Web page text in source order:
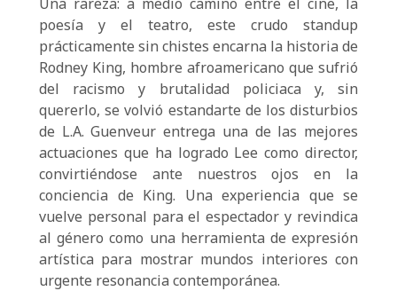
poesía y el teatro, este crudo standup
prácticamente sin chistes encarna la historia de
Rodney King, hombre afroamericano que sufrió
del racismo y brutalidad policiaca y, sin
quererlo, se volvió estandarte de los disturbios
de L.A. Guenveur entrega una de las mejores
actuaciones que ha logrado Lee como director,
convirtiéndose ante nuestros ojos en la
conciencia de King. Una experiencia que se
vuelve personal para el espectador y revindica
al género como una herramienta de expresión
artística para mostrar mundos interiores con
urgente resonancia contemporánea.